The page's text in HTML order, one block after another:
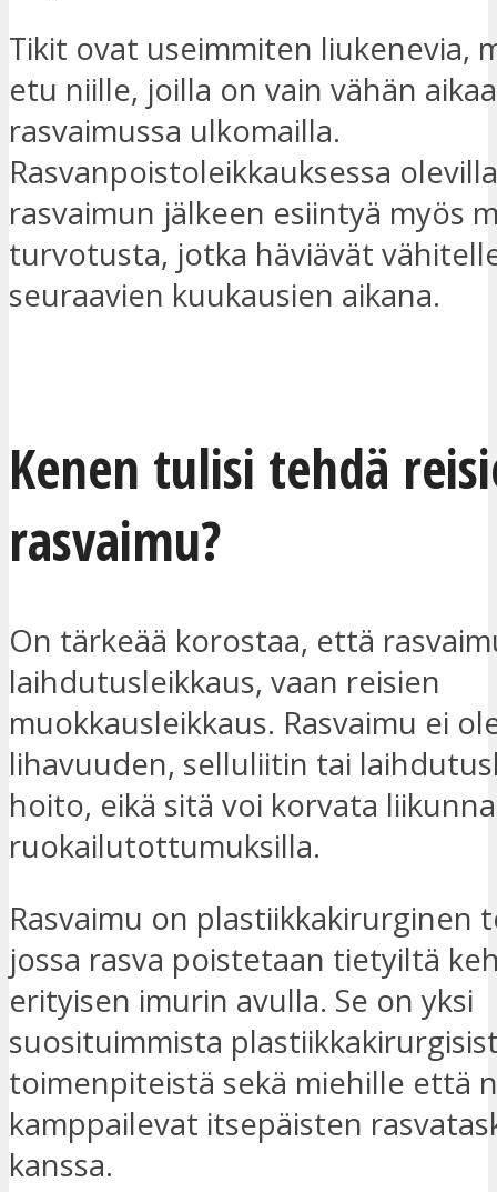
Tikit ovat useimmiten liukenevia,
etu niille, joilla on vain vähän
rasvaimussa ulkomailla.
Rasvanpoistoleikkauksessa
rasvaimun jälkeen esiintyä myös
turvotusta, jotka häviävät
seuraavien kuukausien aikana.
Kenen tulisi tehdä
rasvaimu?
On tärkeää korostaa, että
laihdutusleikkaus, vaan reisien
muokkausleikkaus. Rasvaimu ei
lihavuuden, selluliitin tai
hoito, eikä sitä voi korvata
ruokailutottumuksilla.
Rasvaimu on plastiikkakirurginen
jossa rasva poistetaan tietyiltä
erityisen imurin avulla. Se on yksi
suosituimmista
toimenpiteistä sekä miehille että
kamppailevat itsepäisten
kanssa.